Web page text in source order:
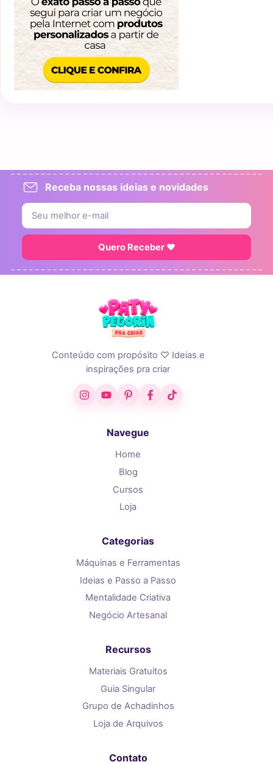
Receba nossas ideias e novidades
Quero Receber ♥
Conteúdo com propósito ♡ Ideias e
inspirações pra criar
InstagramYouTubePinterestFacebook
TikTok
Navegue
Home
Blog
Cursos
Loja
Categorias
Máquinas e Ferramentas
Ideias e Passo a Passo
Mentalidade Criativa
Negócio Artesanal
Recursos
Materiais Gratuitos
Guia Singular
Grupo de Achadinhos
Loja de Arquivos
Contato